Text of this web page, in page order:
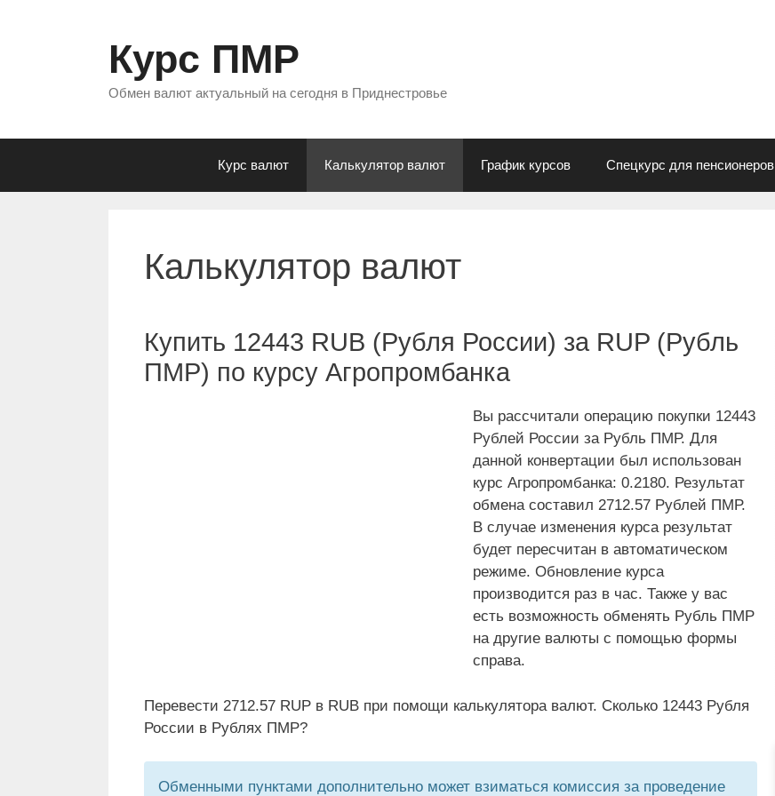
Курс ПМР
Обмен валют актуальный на сегодня в Приднестровье
Курс валют Калькулятор валют График курсов Спецкурс для пенсионеров
Калькулятор валют
Купить 12443 RUB (Рубля России) за RUP (Рубль
ПМР) по курсу Агропромбанка
Вы рассчитали операцию покупки 12443
Рублей России за Рубль ПМР. Для
данной конвертации был использован
курс Агропромбанка: 0.2180. Результат
обмена составил 2712.57 Рублей ПМР.
В случае изменения курса результат
будет пересчитан в автоматическом
режиме. Обновление курса
производится раз в час. Также у вас
есть возможность обменять Рубль ПМР
на другие валюты с помощью формы
справа.
Перевести 2712.57 RUP в RUB при помощи калькулятора валют. Сколько 12443 Рубля
России в Рублях ПМР?
Обменными пунктами дополнительно может взиматься комиссия за проведение